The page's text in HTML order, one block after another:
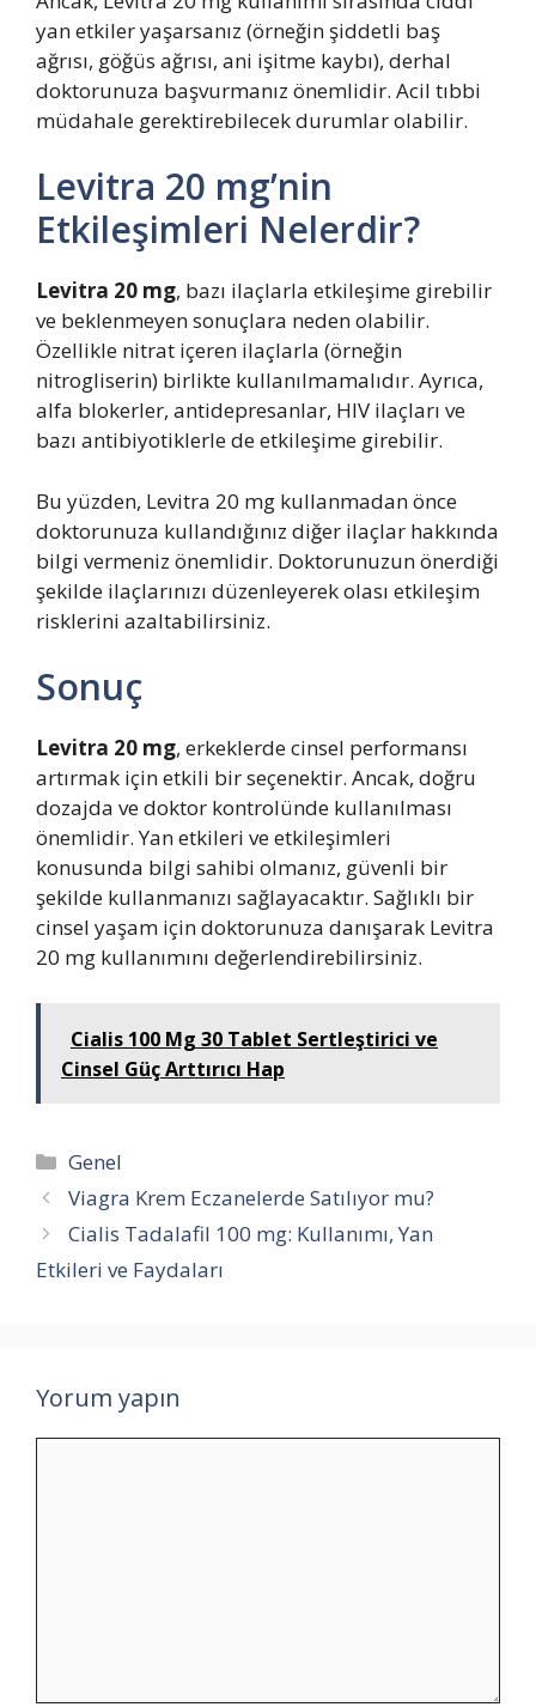
yan etkiler yaşarsanız (örneğin şiddetli baş
ağrısı, göğüs ağrısı, ani işitme kaybı), derhal
doktorunuza başvurmanız önemlidir. Acil tıbbi
müdahale gerektirebilecek durumlar olabilir.
Levitra 20 mg’nin
Etkileşimleri Nelerdir?
Levitra 20 mg, bazı ilaçlarla etkileşime girebilir
ve beklenmeyen sonuçlara neden olabilir.
Özellikle nitrat içeren ilaçlarla (örneğin
nitrogliserin) birlikte kullanılmamalıdır. Ayrıca,
alfa blokerler, antidepresanlar, HIV ilaçları ve
bazı antibiyotiklerle de etkileşime girebilir.
Bu yüzden, Levitra 20 mg kullanmadan önce
doktorunuza kullandığınız diğer ilaçlar hakkında
bilgi vermeniz önemlidir. Doktorunuzun önerdiği
şekilde ilaçlarınızı düzenleyerek olası etkileşim
risklerini azaltabilirsiniz.
Sonuç
Levitra 20 mg, erkeklerde cinsel performansı
artırmak için etkili bir seçenektir. Ancak, doğru
dozajda ve doktor kontrolünde kullanılması
önemlidir. Yan etkileri ve etkileşimleri
konusunda bilgi sahibi olmanız, güvenli bir
şekilde kullanmanızı sağlayacaktır. Sağlıklı bir
cinsel yaşam için doktorunuza danışarak Levitra
20 mg kullanımını değerlendirebilirsiniz.
Cialis 100 Mg 30 Tablet Sertleştirici ve
Cinsel Güç Arttırıcı Hap
Kategoriler
Genel
Viagra Krem Eczanelerde Satılıyor mu?
Cialis Tadalafil 100 mg: Kullanımı, Yan
Etkileri ve Faydaları
Yorum yapın